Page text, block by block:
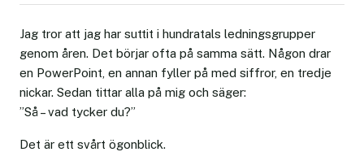
Jag tror att jag har suttit i hundratals ledningsgrupper
genom åren. Det börjar ofta på samma sätt. Någon drar
en PowerPoint, en annan fyller på med siffror, en tredje
nickar. Sedan tittar alla på mig och säger:
”Så – vad tycker du?”
Det är ett svårt ögonblick.